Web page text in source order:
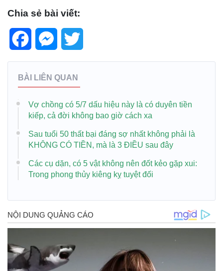
Chia sẻ bài viết:
FacebookMessenger
BÀI LIÊN QUAN
Vợ chồng có 5/7 dấu hiệu này là có duyên tiền
kiếp, cả đời không bao giờ cách xa
Sau tuổi 50 thất bại đáng sợ nhất không phải là
KHÔNG CÓ TIỀN, mà là 3 ĐIỀU sau đây
Các cụ dặn, có 5 vật không nên đốt kẻo gặp xui:
Trong phong thủy kiêng kỵ tuyệt đối